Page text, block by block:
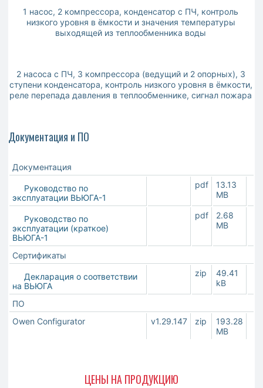
1 насос, 2 компрессора, конденсатор с ПЧ, контроль
низкого уровня в ёмкости и значения температуры
выходящей из теплообменника воды
2 насоса с ПЧ, 3 компрессора (ведущий и 2 опорных), 3
ступени конденсатора, контроль низкого уровня в ёмкости,
реле перепада давления в теплообменнике, сигнал пожара
Документация и ПО
Документация
Руководство по
эксплуатации ВЬЮГА-1
pdf
13.13
MB
Руководство по
эксплуатации (краткое)
ВЬЮГА-1
pdf
2.68
MB
Сертификаты
Декларация о соответствии
на ВЬЮГА
zip
49.41
kB
ПО
Owen Configurator
v1.29.147 zip
193.28
MB
ЦЕНЫ НА ПРОДУКЦИЮ